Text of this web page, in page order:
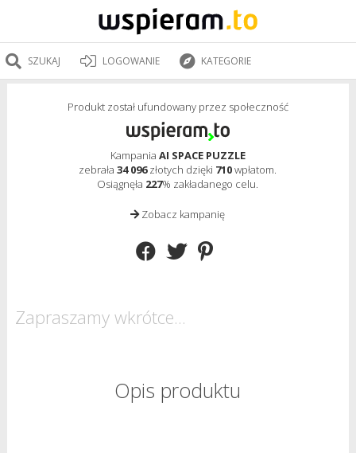
SZUKAJ LOGOWANIE KATEGORIE
Produkt został ufundowany przez społeczność
Kampania AI SPACE PUZZLE
zebrała34 096złotych dzięki 710wpłatom.
Osiągnęła 227% zakładanego celu.
Zobacz kampanię
Zapraszamy wkrótce...
Opis produktu